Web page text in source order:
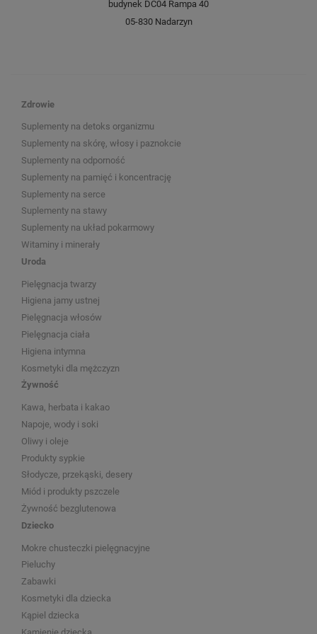
budynek DC04 Rampa 40
05-830 Nadarzyn
Zdrowie
Suplementy na detoks organizmu
Suplementy na skórę, włosy i paznokcie
Suplementy na odporność
Suplementy na pamięć i koncentrację
Suplementy na serce
Suplementy na stawy
Suplementy na układ pokarmowy
Witaminy i minerały
Uroda
Pielęgnacja twarzy
Higiena jamy ustnej
Pielęgnacja włosów
Pielęgnacja ciała
Higiena intymna
Kosmetyki dla mężczyzn
Żywność
Kawa, herbata i kakao
Napoje, wody i soki
Oliwy i oleje
Produkty sypkie
Słodycze, przekąski, desery
Miód i produkty pszczele
Żywność bezglutenowa
Dziecko
Mokre chusteczki pielęgnacyjne
Pieluchy
Zabawki
Kosmetyki dla dziecka
Kąpiel dziecka